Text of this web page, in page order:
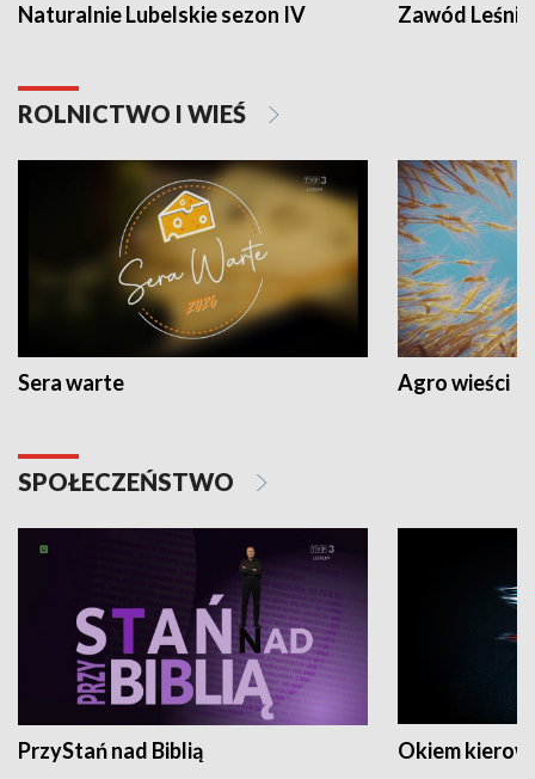
Naturalnie Lubelskie sezon IV Zawód Leśnik
ROLNICTWO I WIEŚ
Sera warte Agro wieści
SPOŁECZEŃSTWO
PrzyStań nad Biblią Okiem